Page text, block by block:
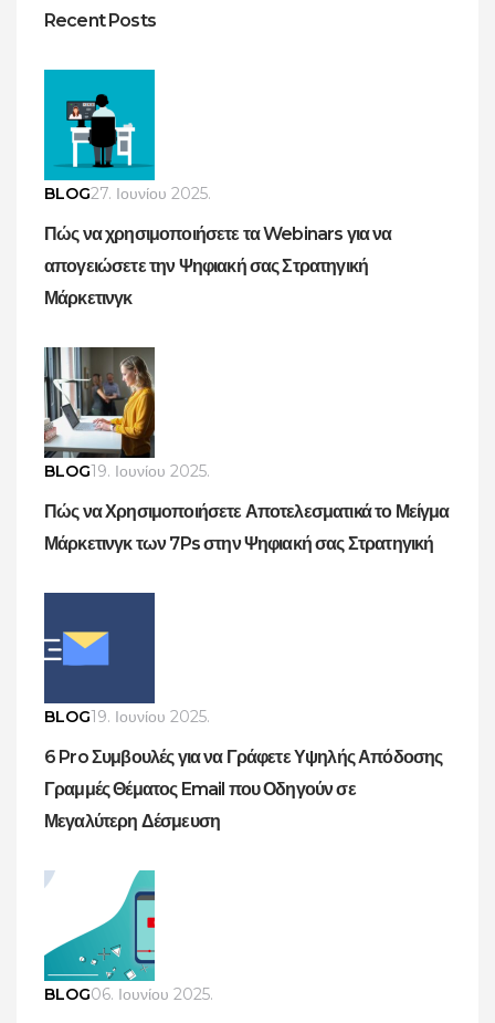
Recent Posts
BLOG27. Ιουνίου 2025.
Πώς να χρησιμοποιήσετε τα Webinars για να
απογειώσετε την Ψηφιακή σας Στρατηγική
Μάρκετινγκ
BLOG19. Ιουνίου 2025.
Πώς να Χρησιμοποιήσετε Αποτελεσματικά το Μείγμα
Μάρκετινγκ των 7Ps στην Ψηφιακή σας Στρατηγική
BLOG19. Ιουνίου 2025.
6 Pro Συμβουλές για να Γράφετε Υψηλής Απόδοσης
Γραμμές Θέματος Email που Οδηγούν σε
Μεγαλύτερη Δέσμευση
BLOG06. Ιουνίου 2025.